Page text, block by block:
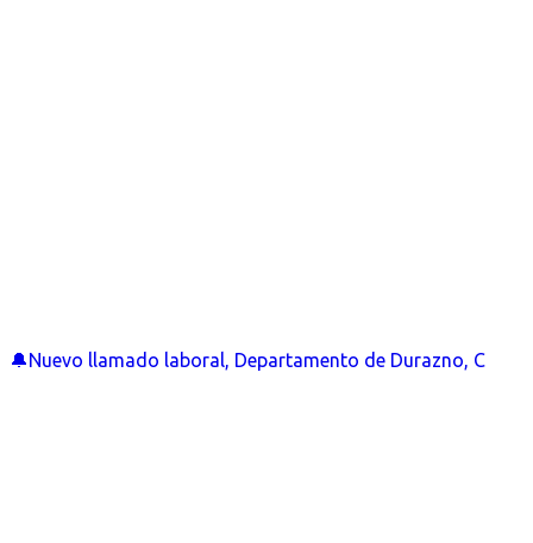
🔔Nuevo llamado laboral, Departamento de Durazno, C